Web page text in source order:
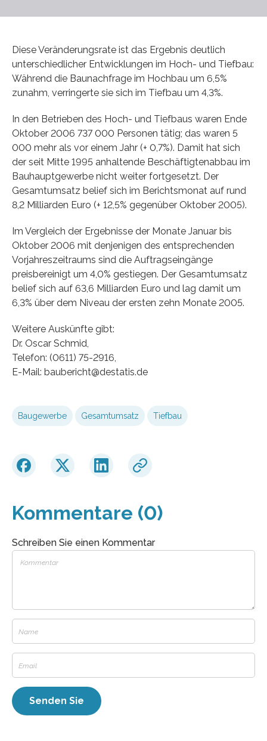
Diese Veränderungsrate ist das Ergebnis deutlich
unterschiedlicher Entwicklungen im Hoch- und Tiefbau:
Während die Baunachfrage im Hochbau um 6,5%
zunahm, verringerte sie sich im Tiefbau um 4,3%.
In den Betrieben des Hoch- und Tiefbaus waren Ende
Oktober 2006 737 000 Personen tätig; das waren 5
000 mehr als vor einem Jahr (+ 0,7%). Damit hat sich
der seit Mitte 1995 anhaltende Beschäftigtenabbau im
Bauhauptgewerbe nicht weiter fortgesetzt. Der
Gesamtumsatz belief sich im Berichtsmonat auf rund
8,2 Milliarden Euro (+ 12,5% gegenüber Oktober 2005).
Im Vergleich der Ergebnisse der Monate Januar bis
Oktober 2006 mit denjenigen des entsprechenden
Vorjahreszeitraums sind die Auftragseingänge
preisbereinigt um 4,0% gestiegen. Der Gesamtumsatz
belief sich auf 63,6 Milliarden Euro und lag damit um
6,3% über dem Niveau der ersten zehn Monate 2005.
Weitere Auskünfte gibt:
Dr. Oscar Schmid,
Telefon: (0611) 75-2916,
E-Mail: baubericht@destatis.de
Baugewerbe Gesamtumsatz Tiefbau
Kommentare (0)
Schreiben Sie einen Kommentar